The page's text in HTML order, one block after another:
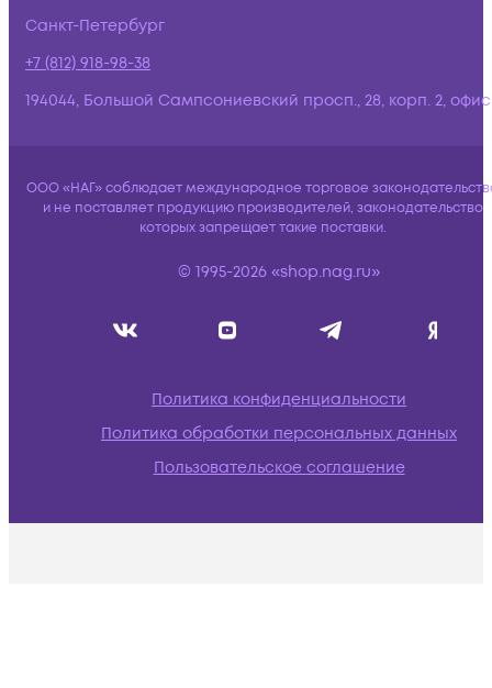
Санкт-Петербург
+7 (812) 918-98-38
194044, Большой Сампсониевский просп., 28, корп. 2,
ООО «НАГ» соблюдает международное торговое
и не поставляет продукцию производителей, законодательство
которых запрещает такие поставки.
© 1995-2026 «shop.nag.ru»
Политика конфиденциальности
Политика обработки персональных данных
Пользовательское соглашение